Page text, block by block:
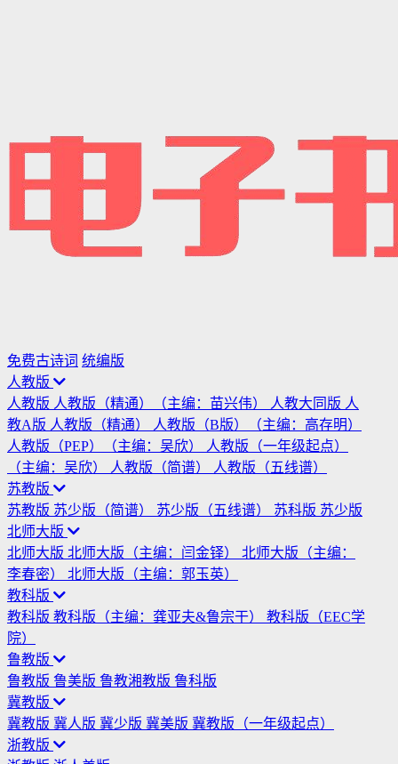
免费古诗词 统编版
人教版
人教版 人教版（精通）（主编：苗兴伟） 人教大同版 人
教A版 人教版（精通）
人教版（B版）（主编：高存明）
人教版（PEP）（主编：吴欣）
人教版（一年级起点）
（主编：吴欣）
人教版（简谱）
人教版（五线谱）
苏教版
苏教版 苏少版（简谱） 苏少版（五线谱） 苏科版 苏少版
北师大版
北师大版 北师大版（主编：闫金铎） 北师大版（主编：
李春密） 北师大版（主编：郭玉英）
教科版
教科版 教科版（主编：龚亚夫&鲁宗干） 教科版（EEC学
院）
鲁教版
鲁教版 鲁美版 鲁教湘教版 鲁科版
冀教版
冀教版 冀人版 冀少版 冀美版 冀教版（一年级起点）
浙教版